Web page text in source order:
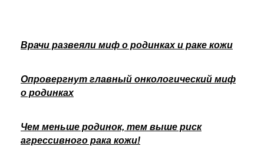
Врачи развеяли миф о родинках и раке кожи
Опровергнут главный онкологический миф
о родинках
Чем меньше родинок, тем выше риск
агрессивного рака кожи!